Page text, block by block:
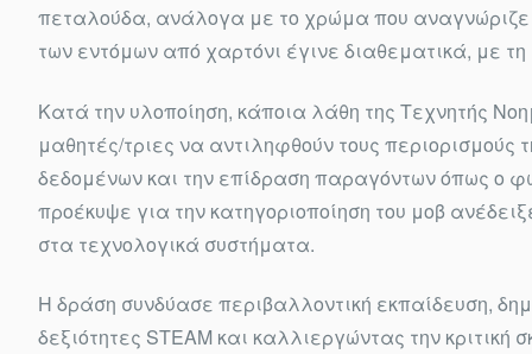
πεταλούδα, ανάλογα με το χρώμα που αναγνώριζε
των εντόμων από χαρτόνι έγινε διαθεματικά, με
Κατά την υλοποίηση, κάποια λάθη της Τεχνητής
μαθητές/τριες να αντιληφθούν τους περιορισμούς
δεδομένων και την επίδραση παραγόντων όπως ο
προέκυψε για την κατηγοριοποίηση του μοβ
στα τεχνολογικά συστήματα.
Η δράση συνδύασε περιβαλλοντική εκπαίδευση,
δεξιότητες STEAM και καλλιεργώντας την